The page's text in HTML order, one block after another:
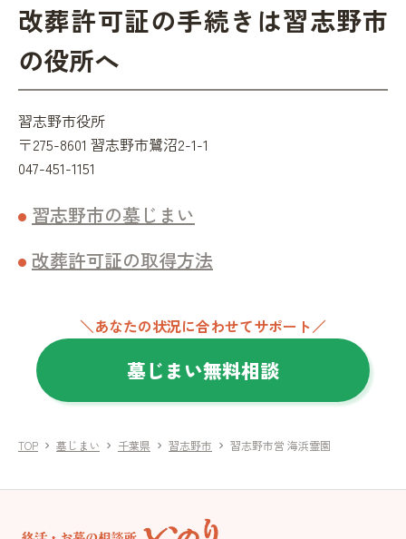
改葬許可証の手続きは習志野市
の役所へ
習志野市役所
〒275-8601 習志野市鷺沼2-1-1
047-451-1151
習志野市の墓じまい
改葬許可証の取得方法
＼あなたの状況に合わせてサポート／
墓じまい無料相談
TOP chevron_right 墓じまい chevron_right 千葉県 chevron_right 習志野市 chevron_right 習志野市営 海浜霊園